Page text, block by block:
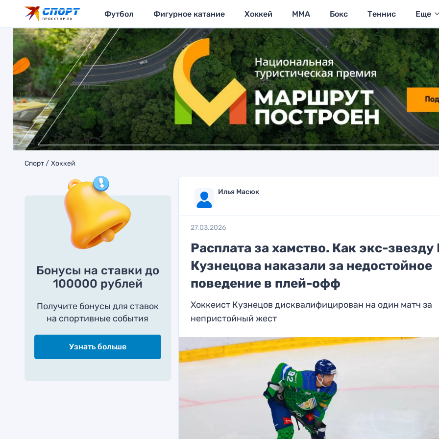
Футбол Фигурное катание Хоккей MMA Бокс Теннис Еще
Спорт Хоккей
Бонусы на ставки до
100000 рублей
Получите бонусы для ставок
на спортивные события
Узнать больше
Илья Масюк
27.03.2026
Расплата за хамство. Как экс-
Кузнецова наказали за недостойное
поведение в плей-офф
Хоккеист Кузнецов дисквалифицирован на один матч за
непристойный жест